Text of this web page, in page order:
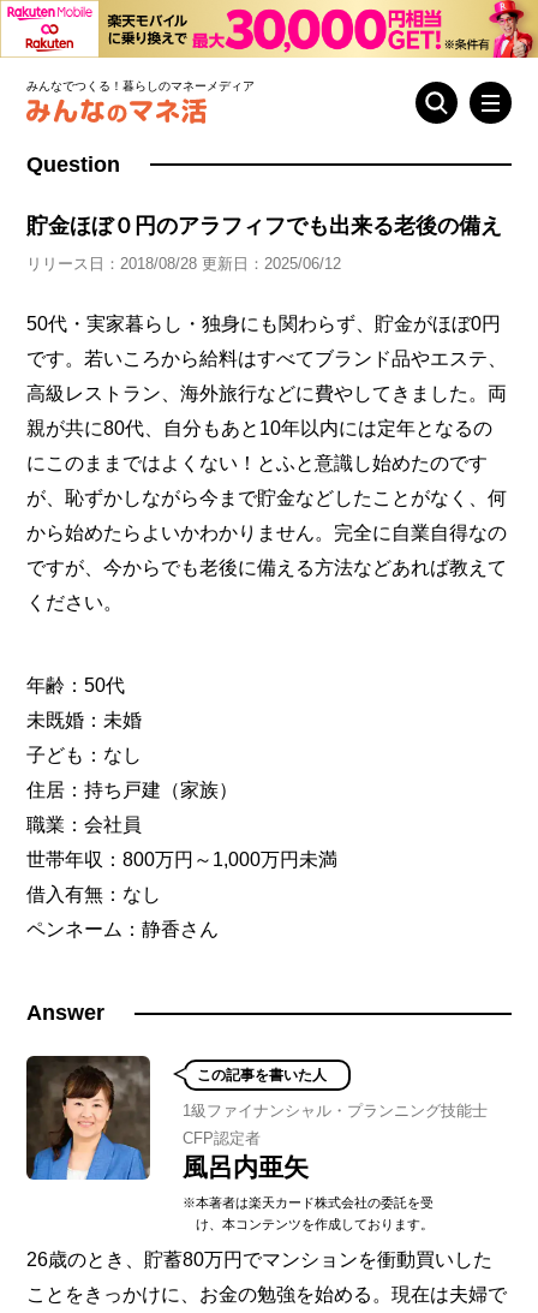
みんなでつくる！暮らしのマネーメディア
Question
貯金ほぼ０円のアラフィフでも出来る老後の備え
リリース日：2018/08/28 更新日：2025/06/12
50代・実家暮らし・独身にも関わらず、貯金がほぼ0円
です。若いころから給料はすべてブランド品やエステ、
高級レストラン、海外旅行などに費やしてきました。両
親が共に80代、自分もあと10年以内には定年となるの
にこのままではよくない！とふと意識し始めたのです
が、恥ずかしながら今まで貯金などしたことがなく、何
から始めたらよいかわかりません。完全に自業自得なの
ですが、今からでも老後に備える方法などあれば教えて
ください。
年齢：50代
未既婚：未婚
子ども：なし
住居：持ち戸建（家族）
職業：会社員
世帯年収：800万円～1,000万円未満
借入有無：なし
ペンネーム：静香さん
Answer
この記事を書いた人
1級ファイナンシャル・プランニング技能士
CFP認定者
風呂内亜矢
※本著者は楽天カード株式会社の委託を受
け、本コンテンツを作成しております。
26歳のとき、貯蓄80万円でマンションを衝動買いした
ことをきっかけに、お金の勉強を始める。現在は夫婦で